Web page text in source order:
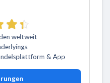
weltweit
& App